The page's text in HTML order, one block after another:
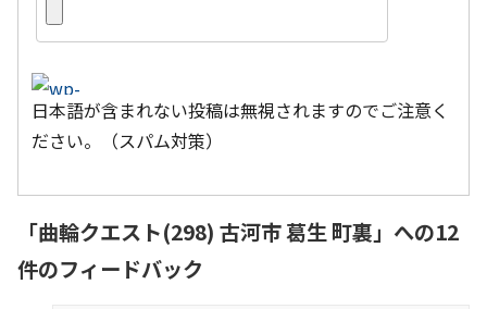
日本語が含まれない投稿は無視されますのでご注意く
ださい。（スパム対策）
「曲輪クエスト(298) 古河市 葛生 町裏」への12
件のフィードバック